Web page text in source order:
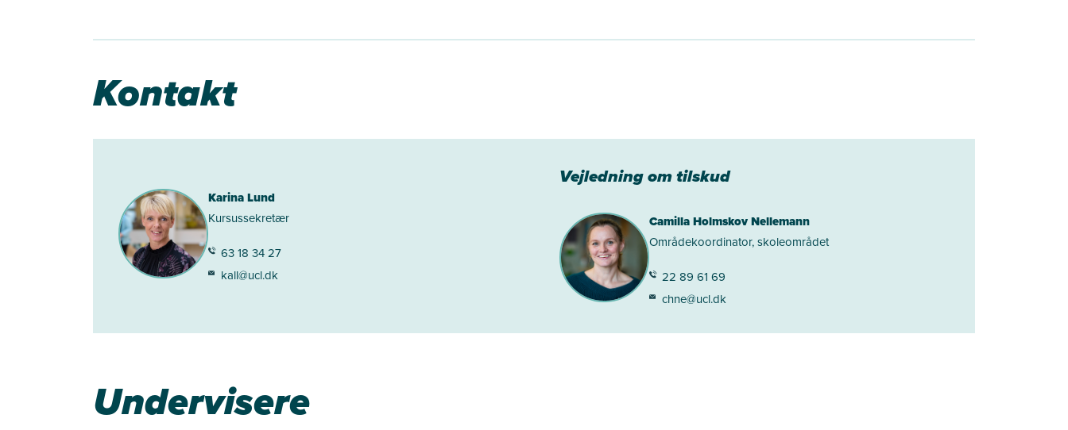
Kontakt
Karina Lund
Kursussekretær
63 18 34 27
kall@ucl.dk
Vejledning om tilskud
Camilla Holmskov Nellemann
Områdekoordinator, skoleområdet
22 89 61 69
chne@ucl.dk
Undervisere